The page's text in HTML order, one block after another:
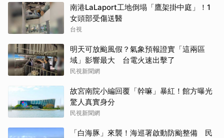
南港LaLaport工地倒塌「鷹架掛中庭」！1
女頭部受傷送醫
台視
明天可放颱風假？氣象預報證實「這兩區
域」影響最大 台電火速出擊了
民視新聞網
故宮南院小編回覆「幹嘛」暴紅！館方曝光
驚人真實身分
民視新聞網
「白海豚」來襲！海巡署啟動防颱整備 民